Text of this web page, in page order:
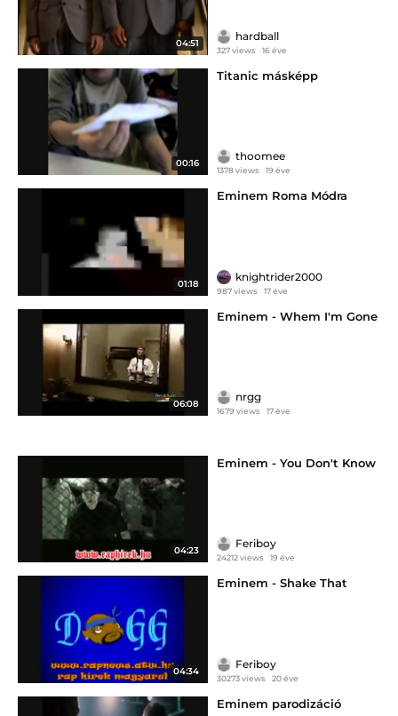
04:51
hardball
327 views 16 éve
00:16
Titanic másképp
thoomee
1378 views 19 éve
01:18
Eminem Roma Módra
knightrider2000
987 views 17 éve
06:08
Eminem - Whem I'm Gone
nrgg
1679 views 17 éve
04:23
Eminem - You Don't Know
Feriboy
24212 views 19 éve
04:34
Eminem - Shake That
Feriboy
30273 views 20 éve
Eminem parodizáció